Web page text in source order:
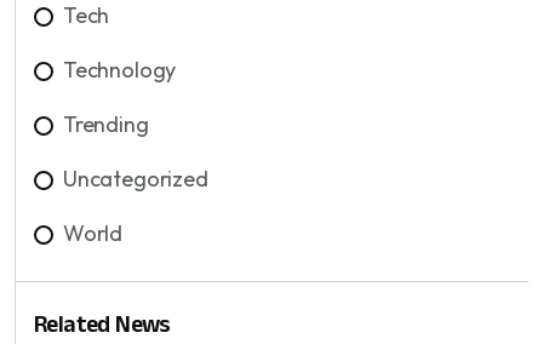
Tech
Technology
Trending
Uncategorized
World
Related News